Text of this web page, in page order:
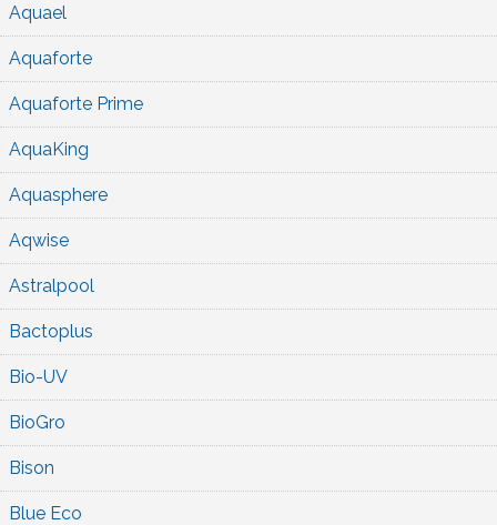
Aquael
Aquaforte
Aquaforte Prime
AquaKing
Aquasphere
Aqwise
Astralpool
Bactoplus
Bio-UV
BioGro
Bison
Blue Eco